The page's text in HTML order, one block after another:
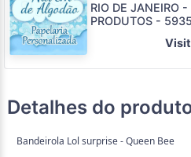
RIO DE JANEIRO
PRODUTOS -
Detalhes do
Bandeirola Lol surprise - Queen Bee